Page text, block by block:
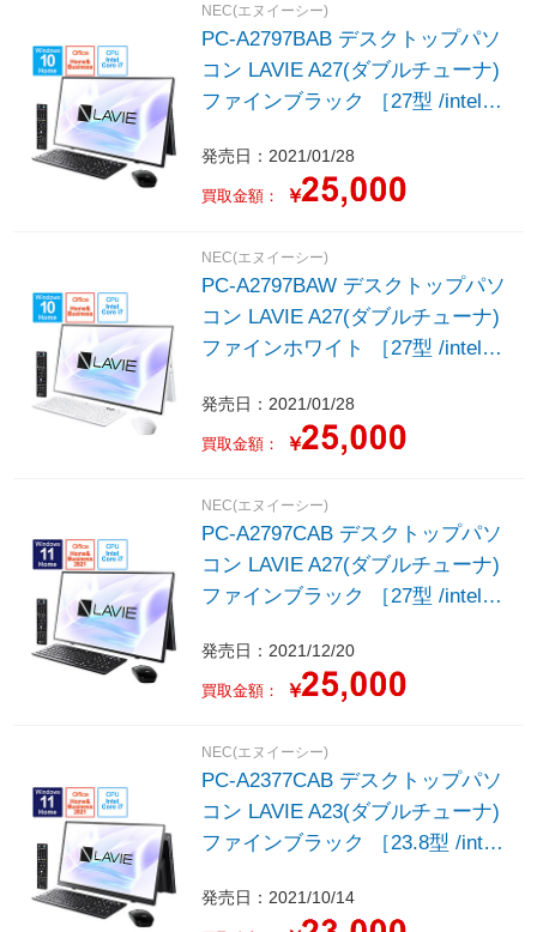
NEC(エヌイーシー)
PC-A2797BAB デスクトップパソ
コン LAVIE A27(ダブルチューナ)
ファインブラック ［27型 /intel
4TB /SSD：256GB /2021年春モ
デル］
発売日：2021/01/28
買取金額： ￥
NEC(エヌイーシー)
PC-A2797BAW デスクトップパソ
コン LAVIE A27(ダブルチューナ)
ファインホワイト ［27型 /intel
4TB /SSD：256GB /2021年春モ
デル］
発売日：2021/01/28
買取金額： ￥
NEC(エヌイーシー)
PC-A2797CAB デスクトップパソ
コン LAVIE A27(ダブルチューナ)
ファインブラック ［27型 /intel
4TB /SSD：256GB /2021年秋冬
モデル］
発売日：2021/12/20
買取金額： ￥
NEC(エヌイーシー)
PC-A2377CAB デスクトップパソ
コン LAVIE A23(ダブルチューナ)
ファインブラック ［23.8型 /intel
1TB /2021年秋冬モデル］
発売日：2021/10/14